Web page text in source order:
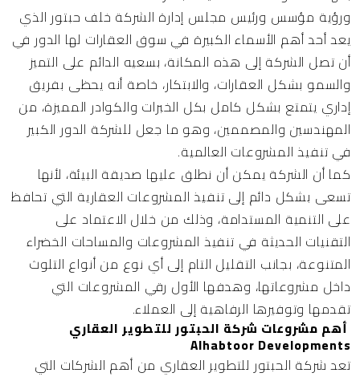
ورؤية مؤسس ورئيس مجلس إدارة الشركة خلف حبتور الذي
يعد أحد أهم الأسماء الكبيرة في سوق العقارات لها الدور في
أن تصل الشركة إلى هذه المكانة، بسعيه الدائم على التميز
والسمو بشكل العقارات، والابتكار، خاصة أنه يحظى بفريق
إداري يتمتع بشكل كامل بكل الخبرات والكوادر المميزة، من
المهندسين والمصممين، وهو ما جعل للشركة الدور الكبير
في تنفيذ المشروعات العالمية.
كما أن الشركة يمكن أن نطلق عليها صديقة البيئة، لأنها
تسعى بشكل دائم إلى تنفيذ المشروعات العقارية التي تحافظ
على التنمية المستدامة، وذلك من خلال الاعتماد على
التقنيات الحديثة في تنفيذ المشروعات والمساحات الخضراء
المتنوعة، بجانب التقليل التام إلى أي نوع من أنواع التلوث
داخل مشروعاتها، وهدفها الأول رقي المشروعات التي
تقدمها وتوفيرها الرفاهية إلى العملاء.
أهم مشروعات شركة الحبتور للتطوير العقاري
Alhabtoor Developments
تعد شركة الحبتور للتطوير العقاري من أهم الشركات التي